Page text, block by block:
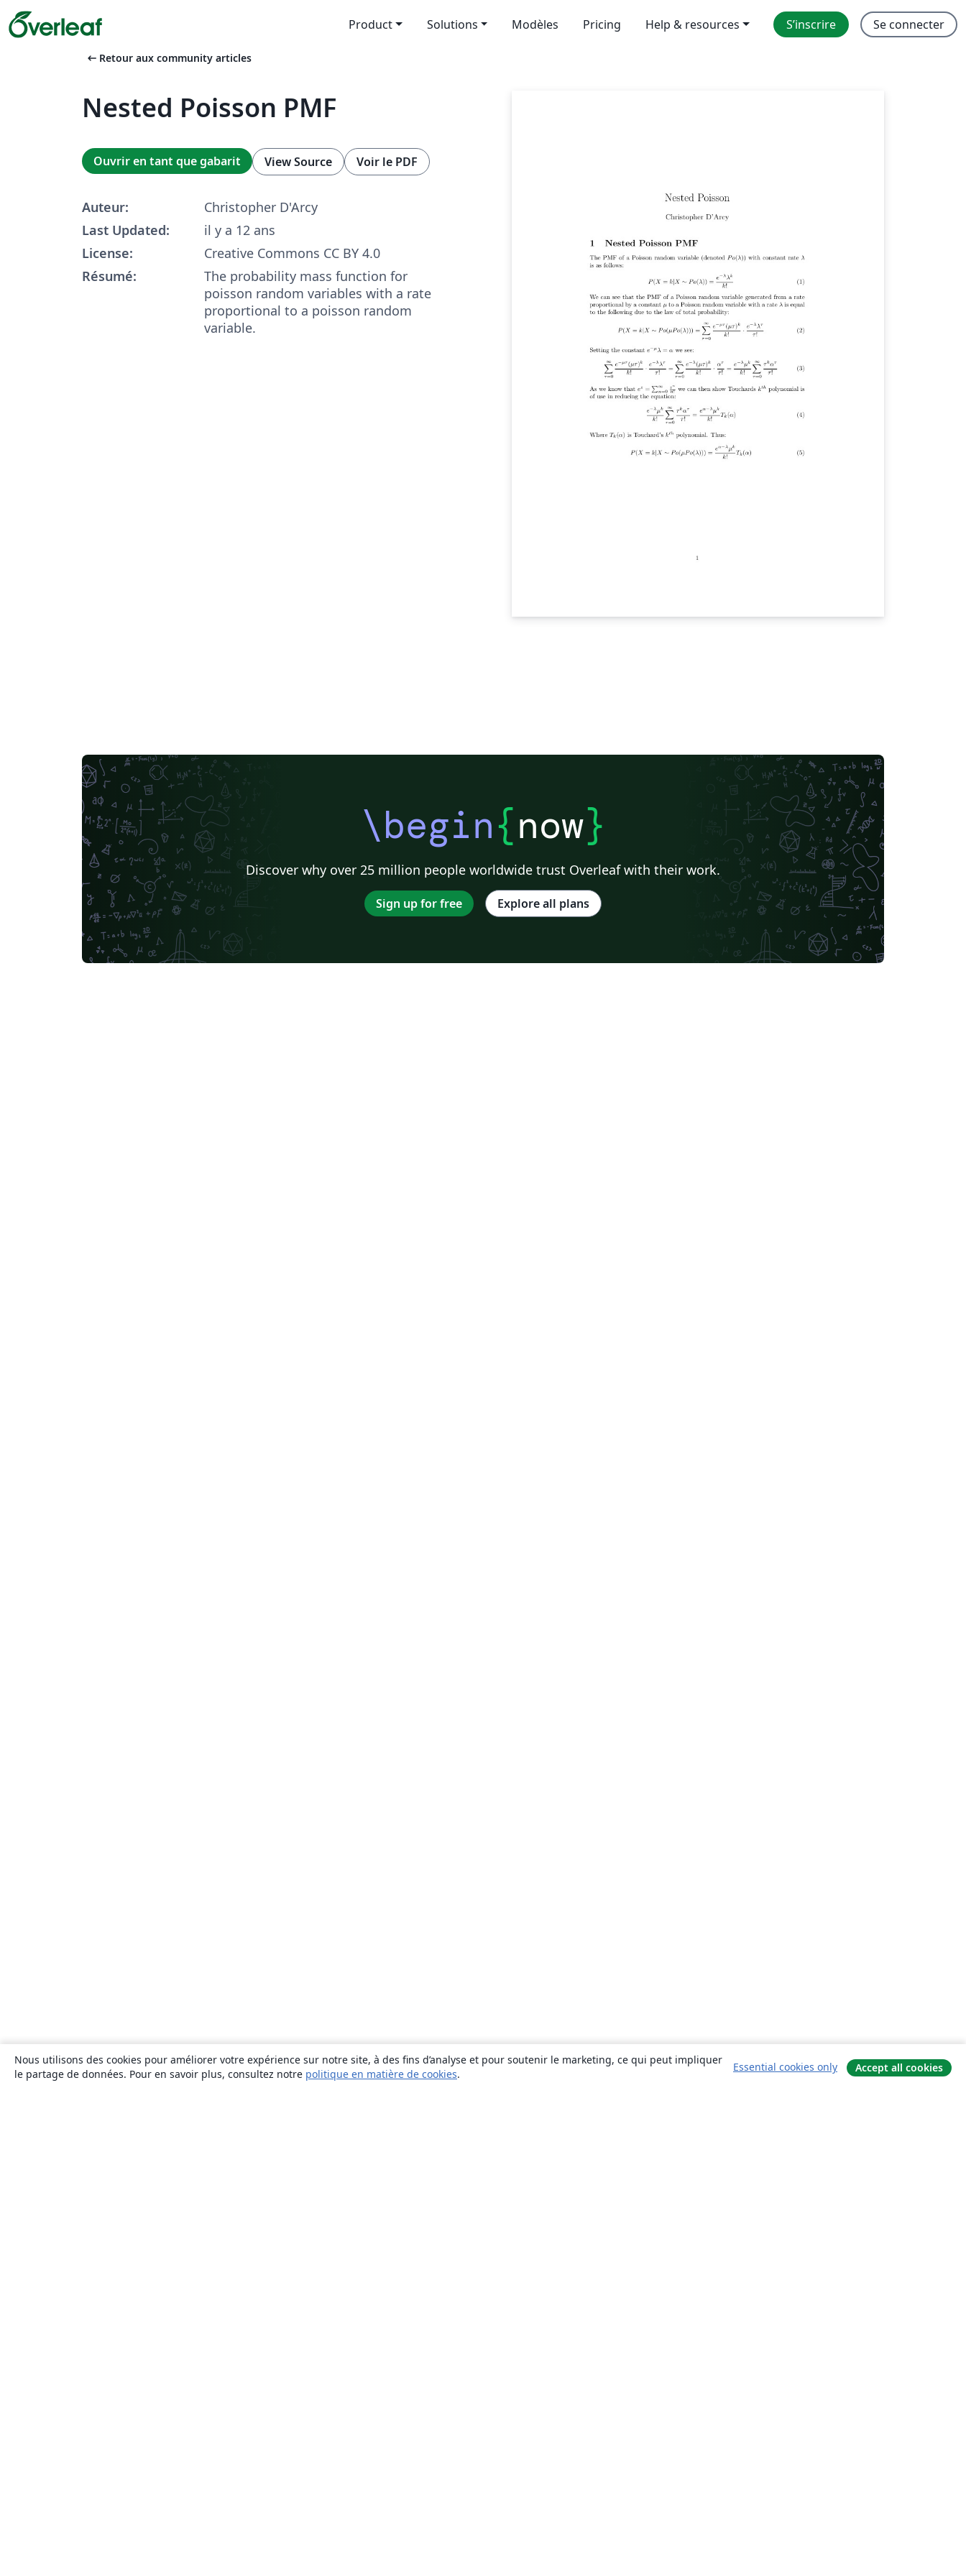
Product Solutions Modèles Pricing Help & resources S’inscrire Se connecter
arrow_left_alt Retour aux community articles
Nested Poisson PMF
Ouvrir en tant que gabarit View Source Voir le PDF
Auteur:
Christopher D'Arcy
Last Updated:
il y a 12 ans
License:
Creative Commons CC BY 4.0
Résumé:
The probability mass function for
poisson random variables with a rate
proportional to a poisson random
variable.
\begin{now}
Discover why over 25 million people worldwide trust Overleaf with their work.
Sign up for free Explore all plans
Nous utilisons des cookies pour améliorer votre expérience sur notre site, à des fins d’analyse et pour soutenir le marketing, ce qui peut impliquer
le partage de données. Pour en savoir plus, consultez notre politique en matière de cookies.
Essential cookies only Accept all cookies